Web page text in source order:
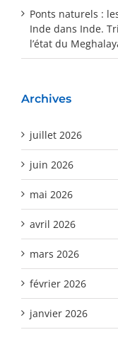
Ponts naturels :
Inde dans Inde.
l’état du
Archives
juillet 2026
juin 2026
mai 2026
avril 2026
mars 2026
février 2026
janvier 2026